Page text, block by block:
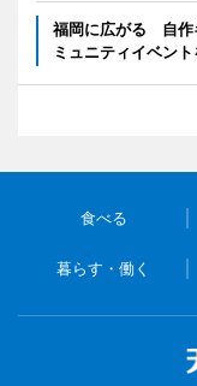
福岡に広がる 自作
ミュニティイベン
食べる
暮らす・働く